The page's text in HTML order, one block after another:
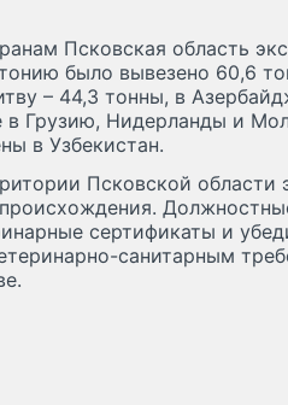
Псковская область
было вывезено 60,6
– 44,3 тонны, в
в Грузию, Нидерланды и
в Узбекистан.
Псковской области
сертификаты и
санитарным